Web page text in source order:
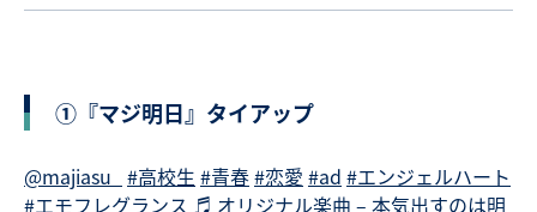
①『マジ明日』タイアップ
@majiasu_ #高校生 #青春#恋愛 #ad #エンジェルハート
#エモフレグランス ♬ オリジナル楽曲 – 本気出すのは明